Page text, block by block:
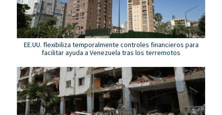
EE.UU. flexibiliza temporalmente controles financieros para
facilitar ayuda a Venezuela tras los terremotos